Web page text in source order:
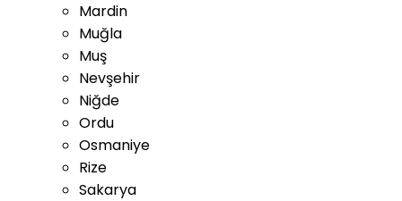
Mardin
Muğla
Muş
Nevşehir
Niğde
Ordu
Osmaniye
Rize
Sakarya